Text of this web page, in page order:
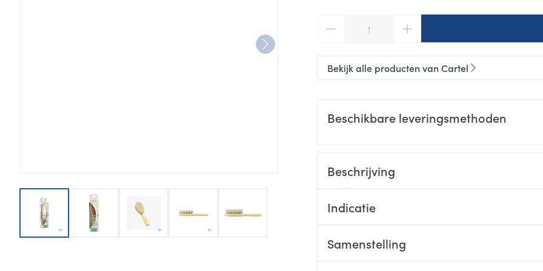
View larger imageView larger image
Bekijk alle producten van Cartel
Beschikbare leveringsmethoden
Beschrijving
Indicatie
Samenstelling